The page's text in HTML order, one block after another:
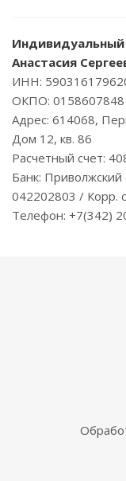
Индивидуальный
Анастасия
ИНН:
ОКПО: 0158607848
Адрес: 614068,
Дом 12, кв. 86
Расчетный счет:
Банк:
042202803 / Корр.
Телефон: +7(342)